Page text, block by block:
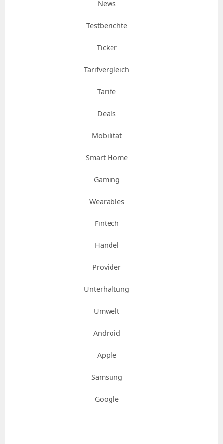
News
Testberichte
Ticker
Tarifvergleich
Tarife
Deals
Mobilität
Smart Home
Gaming
Wearables
Fintech
Handel
Provider
Unterhaltung
Umwelt
Android
Apple
Samsung
Google